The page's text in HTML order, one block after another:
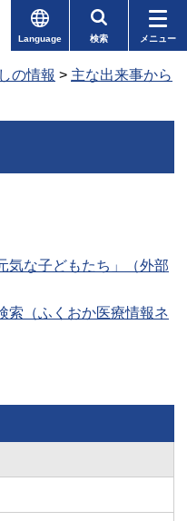
Language 検索 メニュー
の情報 > 主な出来事から
気な子どもたち」（外部
索（ふくおか医療情報ネ